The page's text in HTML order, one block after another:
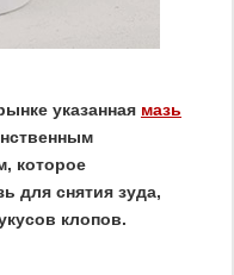
указанная мазь
которое
для снятия зуда,
клопов.